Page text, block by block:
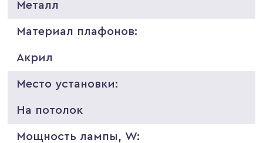
Металл
Материал плафонов:
Акрил
Место установки:
На потолок
Мощность лампы, W: